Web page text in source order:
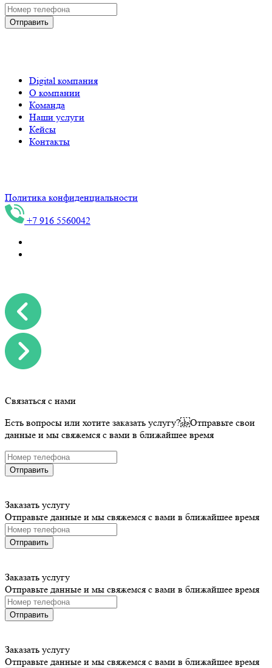
Отправить
Digital компания
О компании
Команда
Наши услуги
Кейсы
Контакты
Политика конфиденциальности
+7 916 5560042
Связаться с нами
Есть вопросы или хотите заказать услугу? Отправьте свои
данные и мы свяжемся с вами в ближайшее время
Отправить
Заказать услугу
Отправьте данные и мы свяжемся с вами в ближайшее время
Отправить
Заказать услугу
Отправьте данные и мы свяжемся с вами в ближайшее время
Отправить
Заказать услугу
Отправьте данные и мы свяжемся с вами в ближайшее время